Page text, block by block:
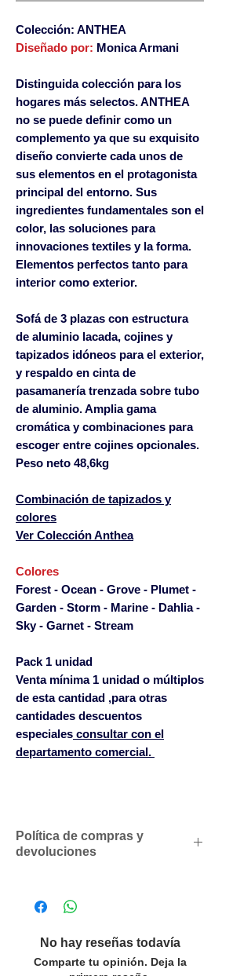
Colección: ANTHEA
Diseñado por: Monica Armani
Distinguida colección para los
hogares más selectos. ANTHEA
no se puede definir como un
complemento ya que su exquisito
diseño convierte cada unos de
sus elementos en el protagonista
principal del entorno. Sus
ingredientes fundamentales son el
color, las soluciones para
innovaciones textiles y la forma.
Elementos perfectos tanto para
interior como exterior.
Sofá de 3 plazas con estructura
de aluminio lacada, cojines y
tapizados idóneos para el exterior,
y respaldo en cinta de
pasamanería trenzada sobre tubo
de aluminio. Amplia gama
cromática y combinaciones para
escoger entre cojines opcionales.
Peso neto 48,6kg
Combinación de tapizados y
colores
Ver Colección Anthea
Colores
Forest - Ocean - Grove - Plumet -
Garden - Storm - Marine - Dahlia -
Sky - Garnet - Stream
Pack 1 unidad
Venta mínima 1 unidad o múltiplos
de esta cantidad ,para otras
cantidades descuentos
especiales consultar con el
departamento comercial.
Política de compras y
devoluciones
Descuentos comerciales para
de compras
Solicítenos un presupuesto
No hay reseñas todavía
Comparte tu opinión. Deja la